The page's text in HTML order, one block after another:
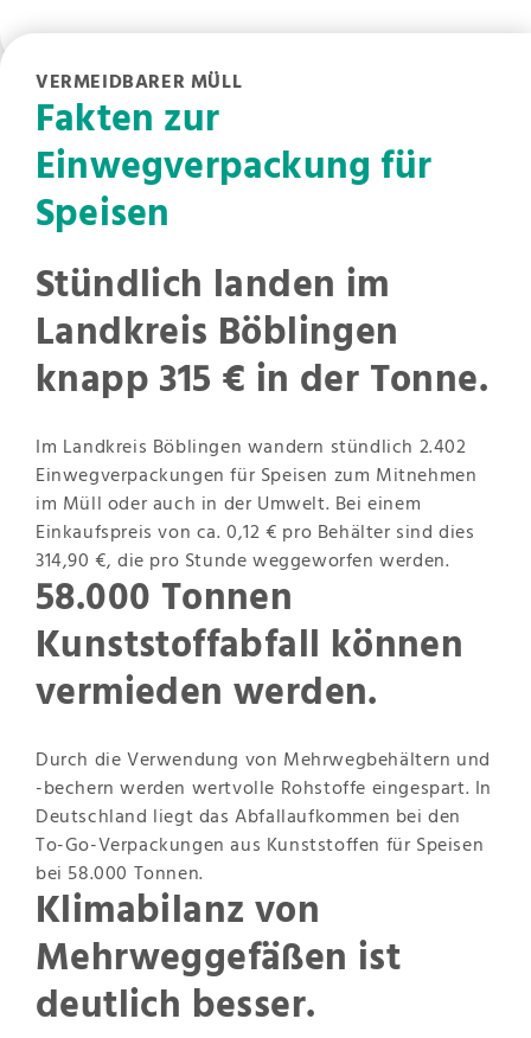
VERMEIDBARER MÜLL
Fakten zur
Einwegverpackung für
Speisen
Stündlich landen im
Landkreis Böblingen
knapp 315 € in der Tonne.
Im Landkreis Böblingen wandern stündlich 2.402
Einwegverpackungen für Speisen zum Mitnehmen
im Müll oder auch in der Umwelt. Bei einem
Einkaufspreis von ca. 0,12 € pro Behälter sind dies
314,90 €, die pro Stunde weggeworfen werden.
58.000 Tonnen
Kunststoffabfall können
vermieden werden.
Durch die Verwendung von Mehrwegbehältern und
-bechern werden wertvolle Rohstoffe eingespart. In
Deutschland liegt das Abfallaufkommen bei den
To-Go-Verpackungen aus Kunststoffen für Speisen
bei 58.000 Tonnen.
Klimabilanz von
Mehrweggefäßen ist
deutlich besser.